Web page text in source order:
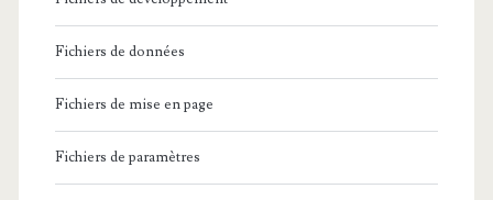
Fichiers de données
Fichiers de mise en page
Fichiers de paramètres